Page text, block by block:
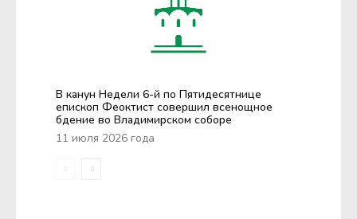
В канун Недели 6-й по Пятидесятнице
епископ Феоктист совершил всенощное
бдение во Владимирском соборе
11 июля 2026 года